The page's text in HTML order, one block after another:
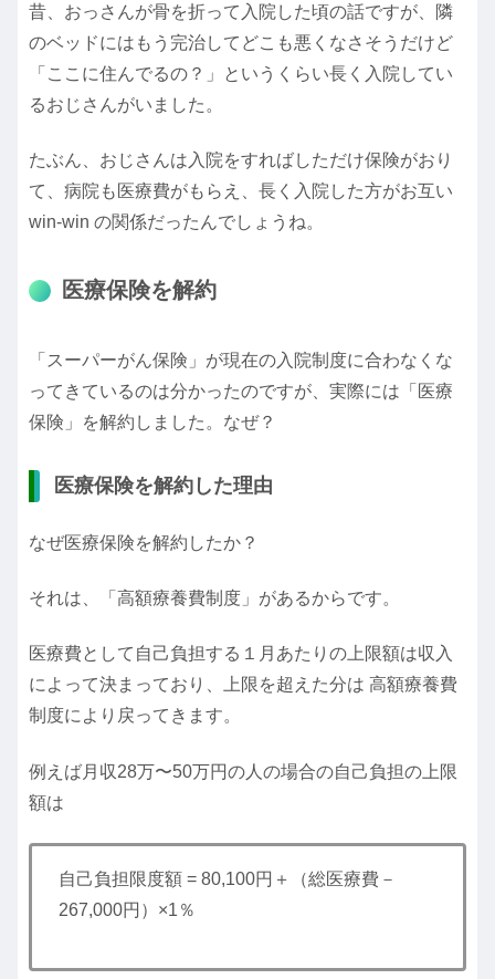
昔、おっさんが骨を折って入院した頃の話ですが、隣
のベッドにはもう完治してどこも悪くなさそうだけど
「ここに住んでるの？」というくらい長く入院してい
るおじさんがいました。
たぶん、おじさんは入院をすればしただけ保険がおり
て、病院も医療費がもらえ、長く入院した方がお互い
win-win の関係だったんでしょうね。
医療保険を解約
「スーパーがん保険」が現在の入院制度に合わなくな
ってきているのは分かったのですが、実際には「医療
保険」を解約しました。なぜ？
医療保険を解約した理由
なぜ医療保険を解約したか？
それは、「高額療養費制度」があるからです。
医療費として自己負担する１月あたりの上限額は収入
によって決まっており、上限を超えた分は 高額療養費
制度により戻ってきます。
例えば月収28万〜50万円の人の場合の自己負担の上限
額は
自己負担限度額 = 80,100円＋（総医療費－
267,000円）×1％